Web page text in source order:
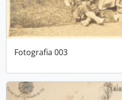
Fotografia 003